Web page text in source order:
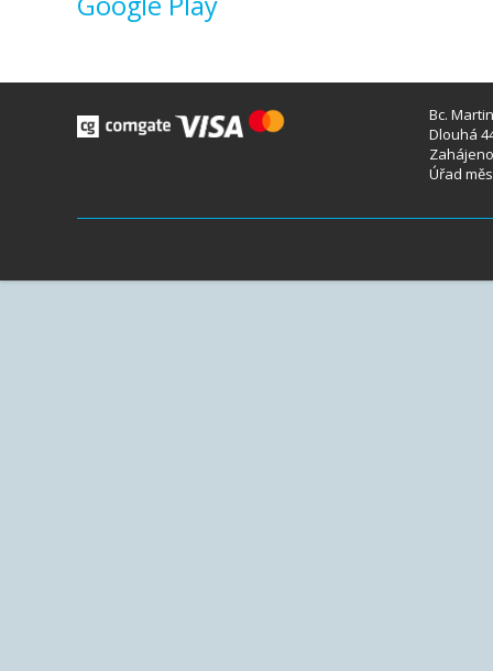
Bc.
Dlouhá
Úřad